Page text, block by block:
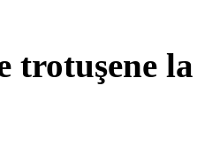
trotuşene